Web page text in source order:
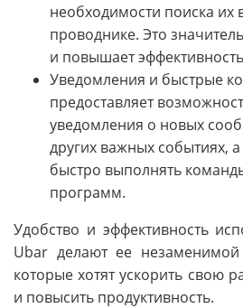
необходимости поиска их
проводнике. Это
и повышает
Уведомления и быстрые
предоставляет
уведомления о новых
других важных событиях,
быстро выполнять
программ.
Удобство и эффективность
Ubar делают ее незаменимой
которые хотят ускорить свою
и повысить продуктивность.